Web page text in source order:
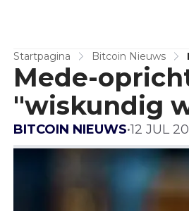
Startpagina Bitcoin Nieuws
Mede-
"wiskundig
BITCOIN NIEUWS•12 JUL